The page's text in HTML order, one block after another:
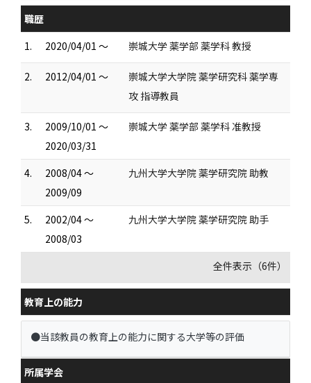
職歴
1.
2020/04/01 ～ 崇城大学 薬学部 薬学科 教授
2. 2012/04/01 ～
崇城大学大学院 薬学研究科 薬学専
攻 指導教員
3.
2009/10/01 ～
2020/03/31
崇城大学 薬学部 薬学科 准教授
4.
2008/04 ～
2009/09
九州大学大学院 薬学研究院 助教
5.
2002/04 ～
2008/03
九州大学大学院 薬学研究院 助手
全件表示（6件）
教育上の能力
●当該教員の教育上の能力に関する大学等の評価
所属学会